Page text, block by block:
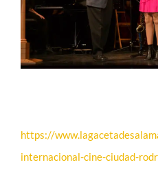
EDICIONES
https://
internacional-cine-ciudad-